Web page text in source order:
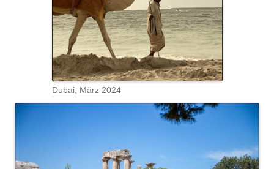
Dubai, März 2024